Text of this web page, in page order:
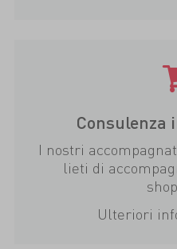
Consulenza
I nostri
lieti di
Ulteriori